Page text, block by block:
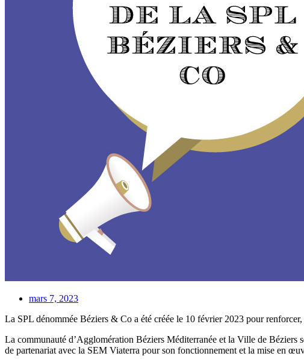
mars 7, 2023
La SPL dénommée Béziers & Co a été créée le 10 février 2023 pour
La communauté d’Agglomération Béziers Méditerranée et la Ville de Béziers
de partenariat avec la SEM Viaterra pour son fonctionnement et la mise en